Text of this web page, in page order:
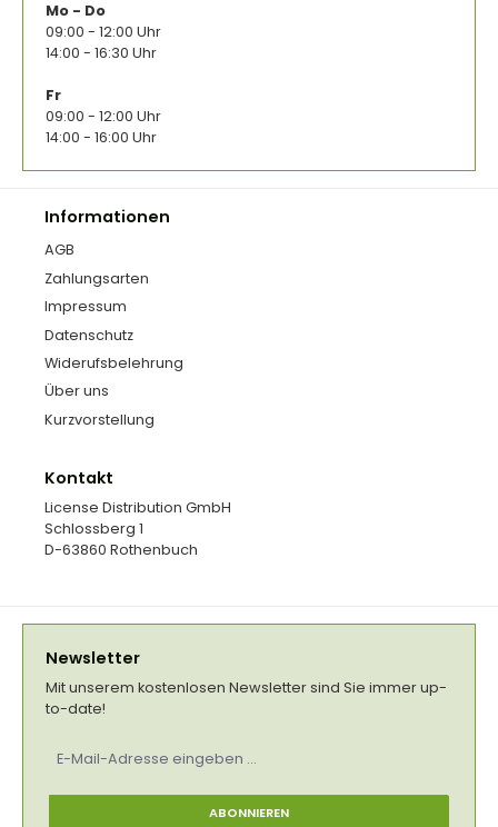
Mo - Do
09:00 - 12:00 Uhr
14:00 - 16:30 Uhr
Fr
09:00 - 12:00 Uhr
14:00 - 16:00 Uhr
Informationen
AGB
Zahlungsarten
Impressum
Datenschutz
Widerufsbelehrung
Über uns
Kurzvorstellung
Kontakt
License Distribution GmbH
Schlossberg 1
D-63860 Rothenbuch
Newsletter
Mit unserem kostenlosen Newsletter sind Sie immer up-
to-date!
Mail-
ABONNIEREN